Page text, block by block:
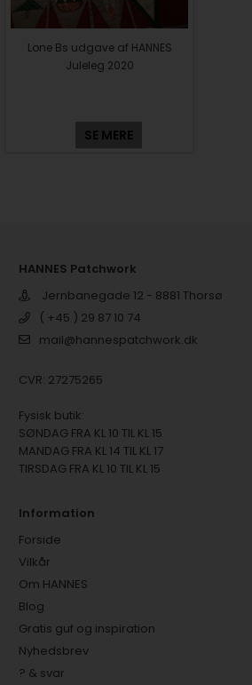
Lone Bs udgave af HANNES
Juleleg 2020
SE MERE
HANNES Patchwork
Jernbanegade 12 - 8881 Thorsø
( +45 ) 29 87 10 74
mail@hannespatchwork.dk
CVR: 27275265
Fysisk butik:
SØNDAG FRA KL 10 TIL KL 15
MANDAG FRA KL 14 TIL KL 17
TIRSDAG FRA KL 10 TIL KL 15
Information
Forside
Vilkår
Om HANNES
Blog
Gratis guf og inspiration
Nyhedsbrev
? & svar